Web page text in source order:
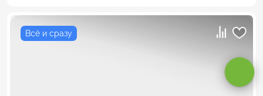
Всё и сразу
Оставаясь на сайте, вы даете
согласие на обработку cookie и
персональных данных